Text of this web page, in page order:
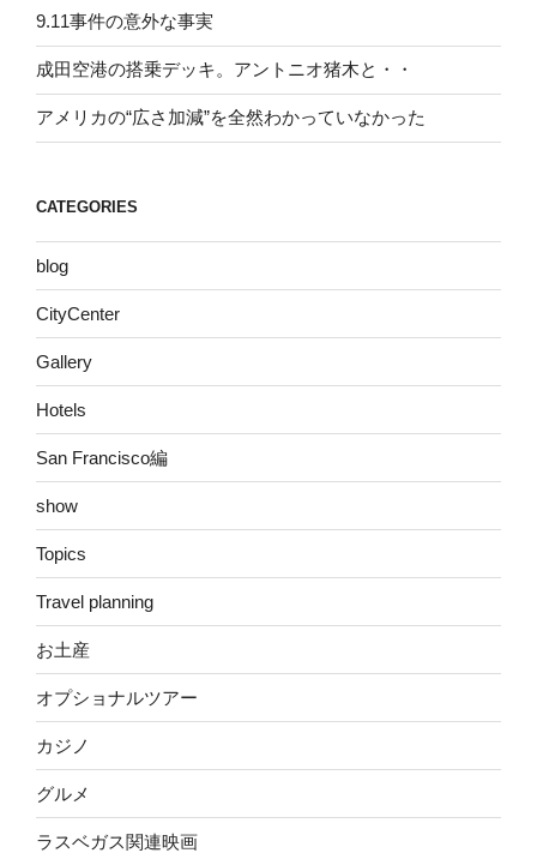
9.11事件の意外な事実
成田空港の搭乗デッキ。アントニオ猪木と・・
アメリカの“広さ加減”を全然わかっていなかった
CATEGORIES
blog
CityCenter
Gallery
Hotels
San Francisco編
show
Topics
Travel planning
お土産
オプショナルツアー
カジノ
グルメ
ラスベガス関連映画